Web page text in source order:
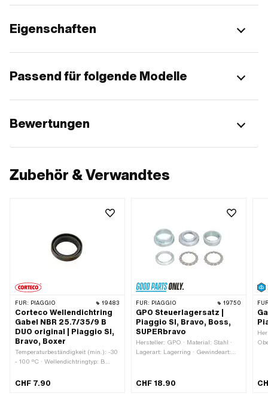
Eigenschaften
Passend für folgende Modelle
Bewertungen
Zubehör & Verwandtes
FÜR: PIAGGIO 19483
Corteco Wellendichtring
Gabel NBR 25.7/35/9 B
DUO original | Piaggio SI,
Bravo, Boxer
Temperaturbeständigkeit (min.): -30
- 100 °C · Wellendichtringtyp: B
zwei Dichtlippen. · Hersteller:
CHF 7.90
FÜR: PIAGGIO 19750
GPO Steuerlagersatz |
Piaggio SI, Bravo, Boss,
SUPERbravo
Hersteller: GPO · Material: Stahl ·
Lagerart: Lagerring · Gewindeart:
Oberfläche: verzinkt (blau) · Piaggio
CHF 18.90